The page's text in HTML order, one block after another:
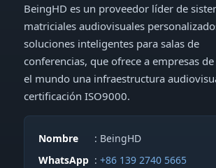
BeingHD es un proveedor líder de
matriciales audiovisuales
soluciones inteligentes para salas de
conferencias, que ofrece a empresas
el mundo una infraestructura
certificación ISO9000.
Nombre
: BeingHD
WhatsApp : +86 139 2740 5665